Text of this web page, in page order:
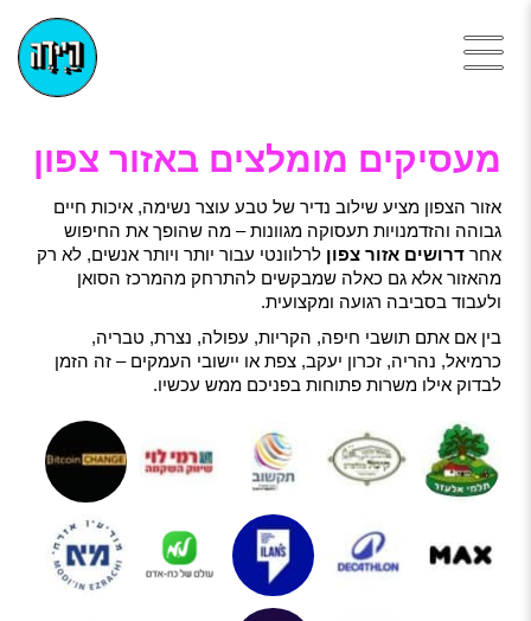
מעסיקים מומלצים באזור צפון
אזור הצפון מציע שילוב נדיר של טבע עוצר נשימה, איכות חיים
גבוהה והזדמנויות תעסוקה מגוונות – מה שהופך את החיפוש
אחר דרושים אזור צפון לרלוונטי עבור יותר ויותר אנשים, לא רק
מהאזור אלא גם כאלה שמבקשים להתרחק מהמרכז הסואן
ולעבוד בסביבה רגועה ומקצועית.
בין אם אתם תושבי חיפה, הקריות, עפולה, נצרת, טבריה,
כרמיאל, נהריה, זכרון יעקב, צפת או יישובי העמקים – זה הזמן
לבדוק אילו משרות פתוחות בפניכם ממש עכשיו.